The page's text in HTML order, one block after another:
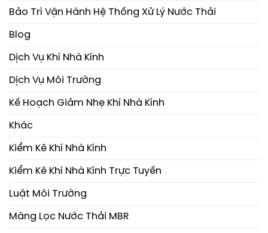
Bảo Trì Vận Hành Hệ Thống Xử Lý Nước Thải
Blog
Dịch Vụ Khí Nhà Kính
Dịch Vụ Môi Trường
Kế Hoạch Giảm Nhẹ Khí Nhà Kính
Khác
Kiểm Kê Khí Nhà Kính
Kiểm Kê Khí Nhà Kính Trực Tuyến
Luật Môi Trường
Màng Lọc Nước Thải MBR